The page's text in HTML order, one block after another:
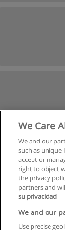
We Care
We and our
such as unique
accept or
right to object
the privacy
partners and
su privacidad
We and our
Use precise